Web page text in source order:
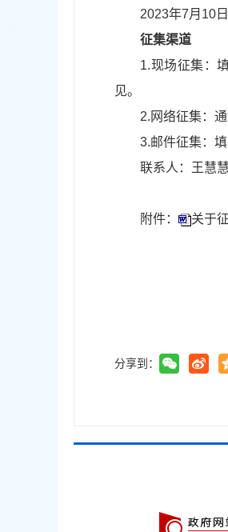
2023年7月10
征集渠道
1.现场征集：
见。
2.网络征集：
3.邮件征集：
联系人：王慧
附件： 关于
分享到：